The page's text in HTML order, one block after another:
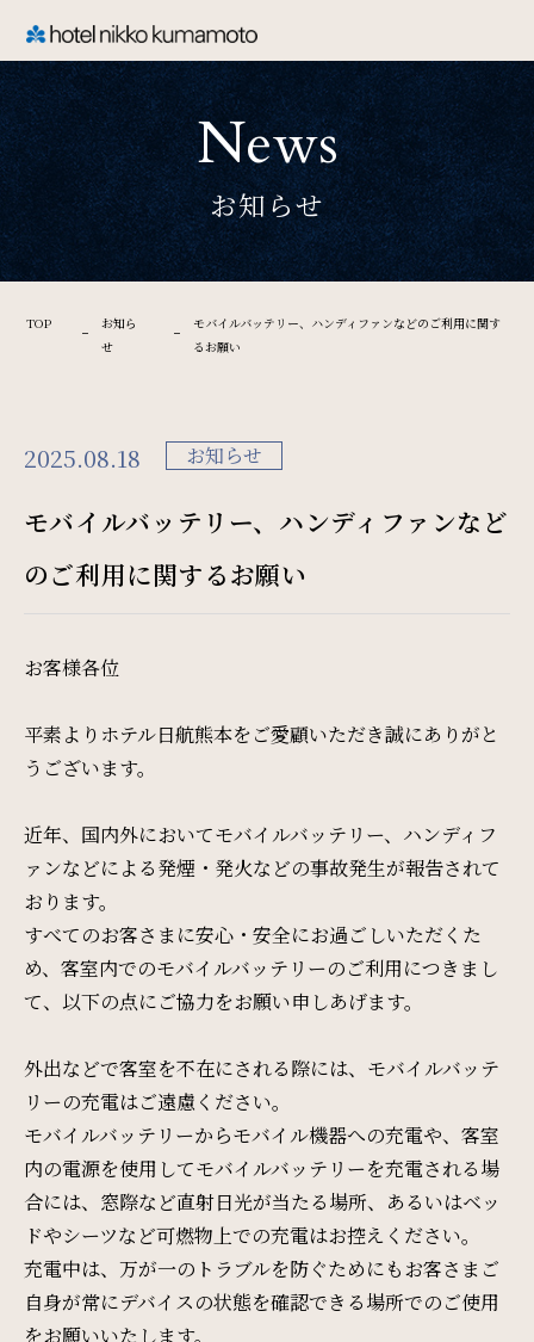
CLOSE
TOP
Welcome
ホテル日航熊本のご案内
Restaurant & Lounge
レストラン&ラウンジ
Banquet
Wedding
ウエディング
Access
アクセス
Sightseeing
周辺観光
Gallery
フォトギャラリー
One Harmony
News
お知らせ
TOP
お知ら
せ
モバイルバッテリー、ハンディファンなどのご利用に関す
るお願い
2025.08.18 お知らせ
モバイルバッテリー、ハンディファンなど
のご利用に関するお願い
お客様各位
平素よりホテル日航熊本をご愛顧いただき誠にありがと
うございます。
近年、国内外においてモバイルバッテリー、ハンディフ
ァンなどによる発煙・発火などの事故発生が報告されて
おります。
すべてのお客さまに安心・安全にお過ごしいただくた
め、客室内でのモバイルバッテリーのご利用につきまし
て、以下の点にご協力をお願い申しあげます。
外出などで客室を不在にされる際には、モバイルバッテ
リーの充電はご遠慮ください。
モバイルバッテリーからモバイル機器への充電や、客室
内の電源を使用してモバイルバッテリーを充電される場
合には、窓際など直射日光が当たる場所、あるいはベッ
ドやシーツなど可燃物上での充電はお控えください。
充電中は、万が一のトラブルを防ぐためにもお客さまご
自身が常にデバイスの状態を確認できる場所でのご使用
をお願いいたします。